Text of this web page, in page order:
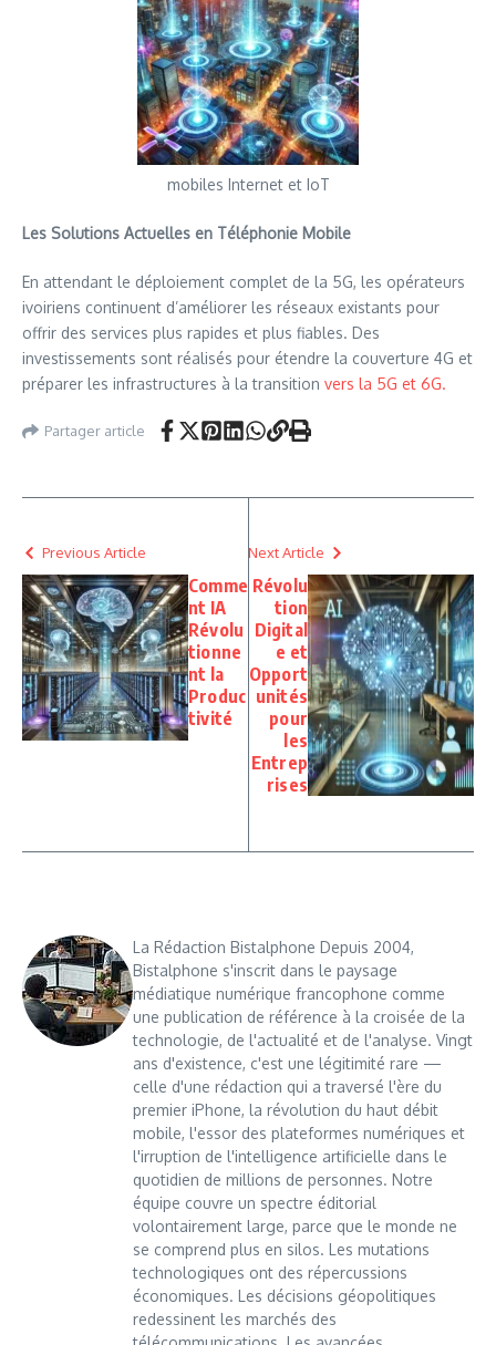
mobiles Internet et IoT
Les Solutions Actuelles en Téléphonie Mobile
En attendant le déploiement complet de la 5G, les opérateurs
ivoiriens continuent d’améliorer les réseaux existants pour
offrir des services plus rapides et plus fiables. Des
investissements sont réalisés pour étendre la couverture 4G et
préparer les infrastructures à la transition vers la 5G et 6G.
Partager article
Previous Article
Comme
nt IA
Révolu
tionne
nt la
Produc
tivité
Next Article
Révolu
tion
Digital
e et
Opport
unités
pour
les
Entrep
rises
La Rédaction Bistalphone Depuis 2004,
Bistalphone s'inscrit dans le paysage
médiatique numérique francophone comme
une publication de référence à la croisée de la
technologie, de l'actualité et de l'analyse. Vingt
ans d'existence, c'est une légitimité rare —
celle d'une rédaction qui a traversé l'ère du
premier iPhone, la révolution du haut débit
mobile, l'essor des plateformes numériques et
l'irruption de l'intelligence artificielle dans le
quotidien de millions de personnes. Notre
équipe couvre un spectre éditorial
volontairement large, parce que le monde ne
se comprend plus en silos. Les mutations
technologiques ont des répercussions
économiques. Les décisions géopolitiques
redessinent les marchés des